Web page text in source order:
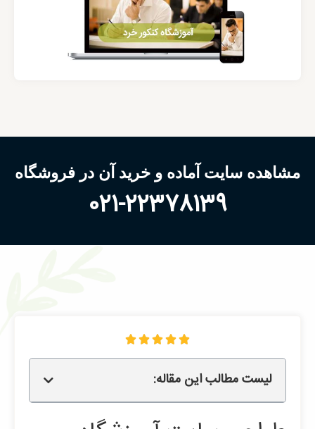
مشاهده سایت آماده و خرید آن در فروشگاه
021-22378139





لیست مطالب این مقاله: